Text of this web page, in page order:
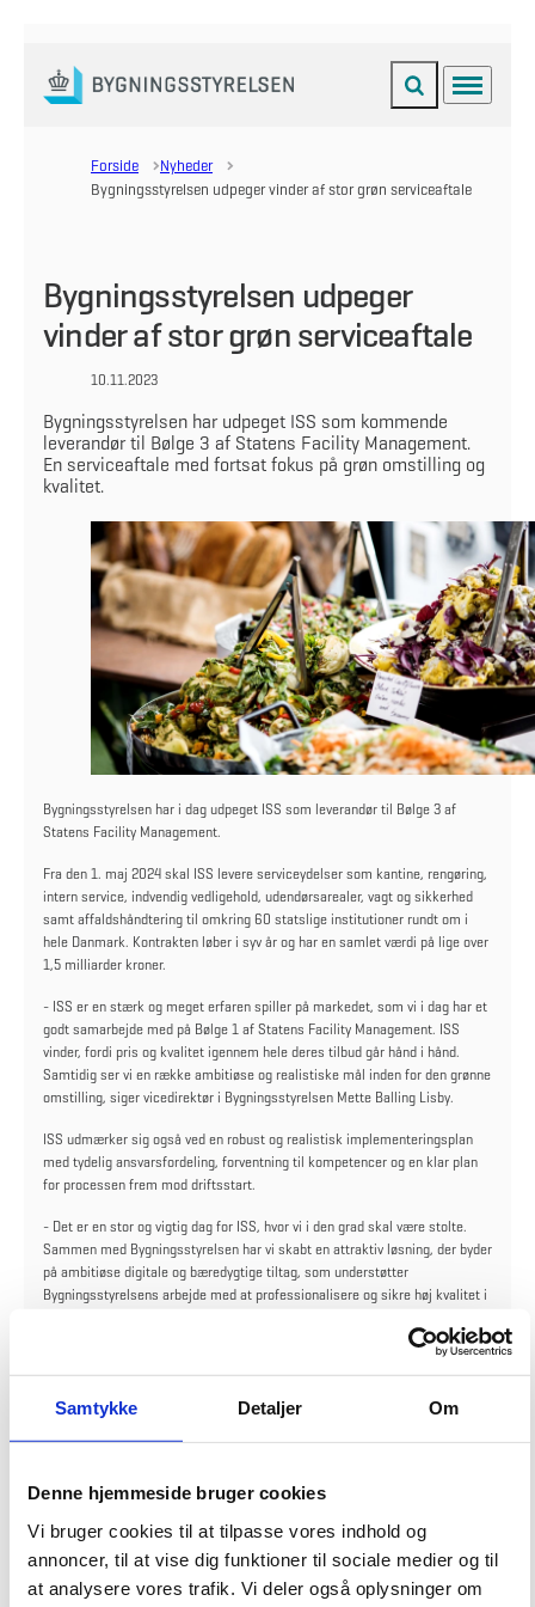
Samtykke Detaljer Om
Denne hjemmeside bruger cookies
Vi bruger cookies til at tilpasse vores indhold og
annoncer, til at vise dig funktioner til sociale medier og til
at analysere vores trafik. Vi deler også oplysninger om
Gå til forsiden Fold søgefelt ud
Menu
Forside
Nyheder
Bygningsstyrelsen udpeger vinder af stor grøn serviceaftale
Bygningsstyrelsen udpeger
vinder af stor grøn serviceaftale
10.11.2023
Bygningsstyrelsen har udpeget ISS som kommende
leverandør til Bølge 3 af Statens Facility Management.
En serviceaftale med fortsat fokus på grøn omstilling og
kvalitet.
Bygningsstyrelsen har i dag udpeget ISS som leverandør til Bølge 3 af
Statens Facility Management.
Fra den 1. maj 2024 skal ISS levere serviceydelser som kantine, rengøring,
intern service, indvendig vedligehold, udendørsarealer, vagt og sikkerhed
samt affaldshåndtering til omkring 60 statslige institutioner rundt om i
hele Danmark. Kontrakten løber i syv år og har en samlet værdi på lige over
1,5 milliarder kroner.
- ISS er en stærk og meget erfaren spiller på markedet, som vi i dag har et
godt samarbejde med på Bølge 1 af Statens Facility Management. ISS
vinder, fordi pris og kvalitet igennem hele deres tilbud går hånd i hånd.
Samtidig ser vi en række ambitiøse og realistiske mål inden for den grønne
omstilling, siger vicedirektør i Bygningsstyrelsen Mette Balling Lisby.
ISS udmærker sig også ved en robust og realistisk implementeringsplan
med tydelig ansvarsfordeling, forventning til kompetencer og en klar plan
for processen frem mod driftsstart.
- Det er en stor og vigtig dag for ISS, hvor vi i den grad skal være stolte.
Sammen med Bygningsstyrelsen har vi skabt en attraktiv løsning, der byder
på ambitiøse digitale og bæredygtige tiltag, som understøtter
Bygningsstyrelsens arbejde med at professionalisere og sikre høj kvalitet i
løfte brugeroplevelsen til det næste niveau for de mere end 14.000
til at sikre et højt serviceniveau til gavn for de 20.000 statslige ansatte på
af Bølge 3, som er den sidste af de i alt tre udrulningsbølger af Statens
Fortsat grønne ambitioner